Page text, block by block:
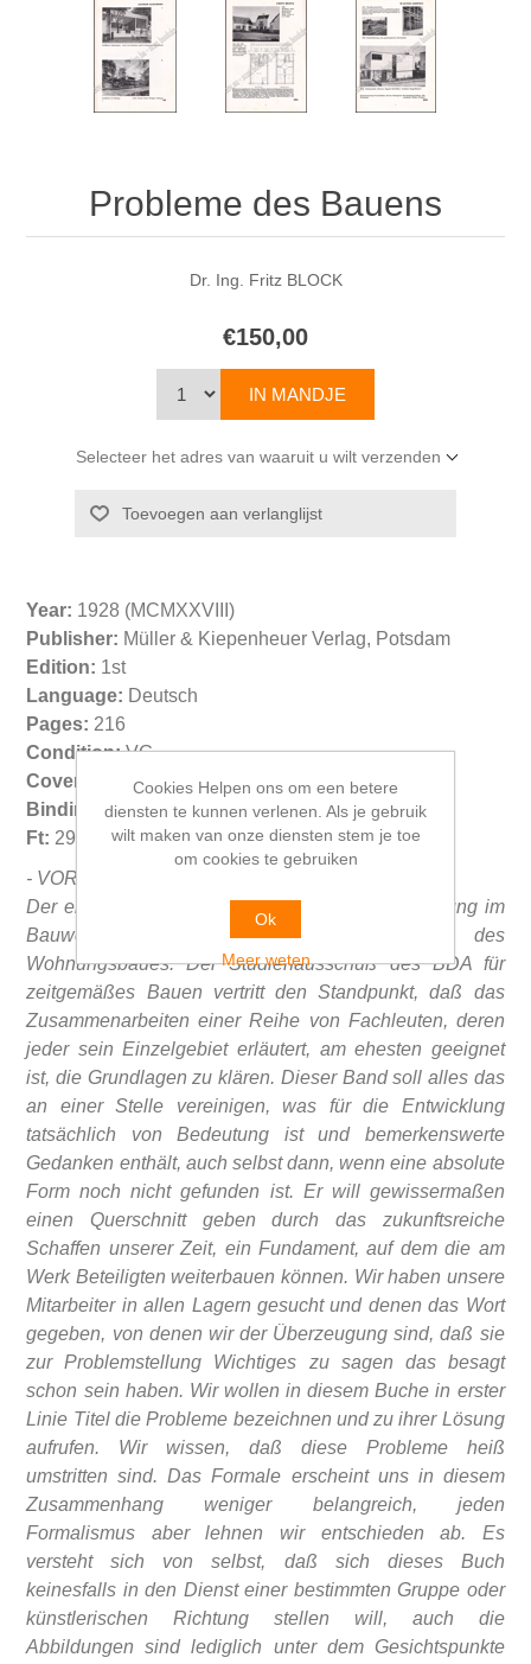
Probleme des Bauens
Dr. Ing. Fritz BLOCK
€150,00
Selecteer het adres van waaruit u wilt verzenden
Year: 1928 (MCMXXVIII)
Publisher: Müller & Kiepenheuer Verlag, Potsdam
Edition: 1st
Language: Deutsch
Pages: 216
Condition:VG
Cover condition:G but No DJ
Binding: HC
Ft: 29,7x21 cm. 1050 gr.
- VORWORT:
Der erste Band dieser Reihe ist der Rationalisierung im
Bauwesen gewidmet, unter Voranstellung des
Wohnungsbaues. Der Studienausschuß des BDA für
zeitgemäßes Bauen vertritt den Standpunkt, daß das
Zusammenarbeiten einer Reihe von Fachleuten, deren
jeder sein Einzelgebiet erläutert, am ehesten geeignet
ist, die Grundlagen zu klären. Dieser Band soll alles das
an einer Stelle vereinigen, was für die Entwicklung
tatsächlich von Bedeutung ist und bemerkenswerte
Gedanken enthält, auch selbst dann, wenn eine absolute
Form noch nicht gefunden ist. Er will gewissermaßen
einen Querschnitt geben durch das zukunftsreiche
Schaffen unserer Zeit, ein Fundament, auf dem die am
Werk Beteiligten weiterbauen können. Wir haben unsere
Mitarbeiter in allen Lagern gesucht und denen das Wort
gegeben, von denen wir der Überzeugung sind, daß sie
zur Problemstellung Wichtiges zu sagen das besagt
schon sein haben. Wir wollen in diesem Buche in erster
Linie Titel die Probleme bezeichnen und zu ihrer Lösung
aufrufen. Wir wissen, daß diese Probleme heiß
umstritten sind. Das Formale erscheint uns in diesem
Zusammenhang weniger belangreich, jeden
Formalismus aber lehnen wir entschieden ab. Es
versteht sich von selbst, daß sich dieses Buch
keinesfalls in den Dienst einer bestimmten Gruppe oder
künstlerischen Richtung stellen will, auch die
Abbildungen sind lediglich unter dem Gesichtspunkte
Cookies Helpen ons om een betere
diensten te kunnen verlenen. Als je gebruik
wilt maken van onze diensten stem je toe
om cookies te gebruiken
Ok
Meer weten